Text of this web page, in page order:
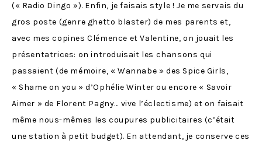
(« Radio Dingo »). Enfin, je faisais style ! Je me servais du
gros poste (genre ghetto blaster) de mes parents et,
avec mes copines Clémence et Valentine, on jouait les
présentatrices: on introduisait les chansons qui
passaient (de mémoire, « Wannabe » des Spice Girls,
« Shame on you » d’Ophélie Winter ou encore « Savoir
Aimer » de Florent Pagny… vive l’éclectisme) et on faisait
même nous-mêmes les coupures publicitaires (c’était
une station à petit budget). En attendant, je conserve ces